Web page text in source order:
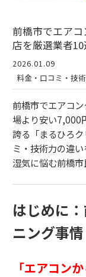
前橋市でエア
店を厳選業者10
2026.01.09
料金・口コミ・技
前橋市でエアコ
場より安い7,000
誇る「まるひろ
ミ・技術力の違
湿気に悩む前橋市
はじめに
ニング事情
「エアコン